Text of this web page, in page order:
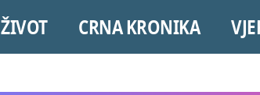
ŽIVOT CRNA KRONIKA